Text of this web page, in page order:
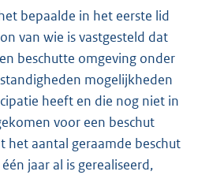
bepaalde in het eerste lid
van wie is vastgesteld dat
beschutte omgeving onder
mogelijkheden
heeft en die nog niet in
voor een beschut
het aantal geraamde beschut
jaar al is gerealiseerd,